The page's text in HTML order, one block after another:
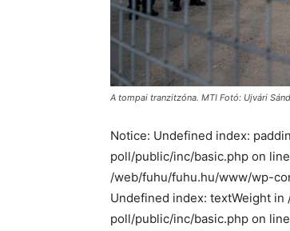
A tompai tranzitzóna. MTI Fotó: Ujvári
Notice: Undefined index:
poll/public/inc/basic.php on
/web/fuhu/fuhu.hu/www/wp-
Undefined index: textWeight
poll/public/inc/basic.php on